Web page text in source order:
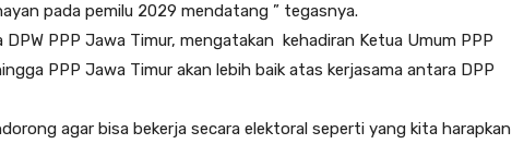
pada pemilu 2029 mendatang ” tegasnya.
PPP Jawa Timur, mengatakan kehadiran Ketua Umum PPP
PPP Jawa Timur akan lebih baik atas kerjasama antara DPP
agar bisa bekerja secara elektoral seperti yang kita harapkan